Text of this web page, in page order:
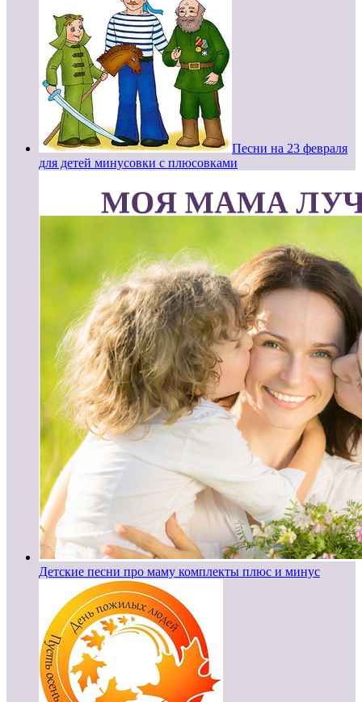
Песни на 23 февраля
для детей минусовки с плюсовками
Детские песни про маму комплекты плюс и минус